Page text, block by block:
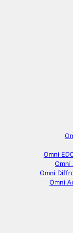
Omni
Omni
Omni
Omni